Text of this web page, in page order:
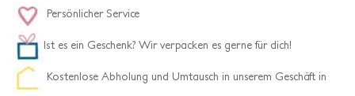
Persönlicher Service
Ist es ein Geschenk? Wir verpacken es gerne für dich!
Kostenlose Abholung und Umtausch in unserem Geschäft in